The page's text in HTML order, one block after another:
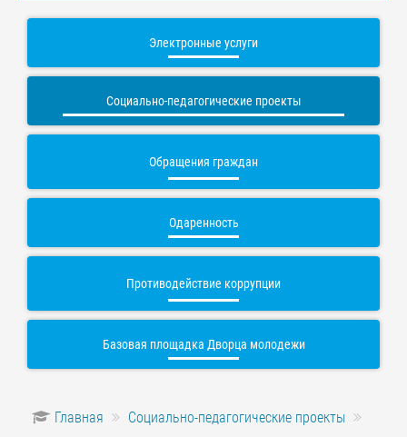
Электронные услуги
Социально-педагогические проекты
Обращения граждан
Одаренность
Противодействие коррупции
Базовая площадка Дворца молодежи
Главная
Социально-педагогические проекты